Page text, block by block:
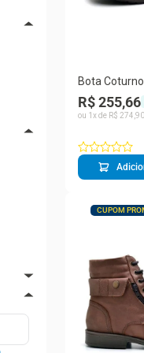
Bota
Couro
897 - Areia
R$ 255,66
ou 1 x de R$ 274 90
CUPOM